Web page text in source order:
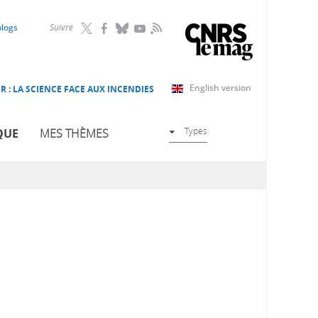
Suivre RSS
English version
: LA SCIENCE FACE AUX INCENDIES
MES THÈMES Types